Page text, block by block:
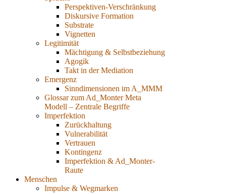
Perspektiven-Verschränkung
Diskursive Formation
Substrate
Vignetten
Legitimität
Mächtigung & Selbstbeziehung
Agogik
Takt in der Mediation
Emergenz
Sinndimensionen im A_MMM
Glossar zum Ad_Monter Meta
Modell – Zentrale Begriffe
Imperfektion
Zurückhaltung
Vulnerabilität
Vertrauen
Kontingenz
Imperfektion & Ad_Monter-
Raute
Menschen
Impulse & Wegmarken